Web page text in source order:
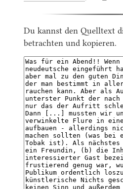
Du kannst den Quelltext
betrachten und kopieren.